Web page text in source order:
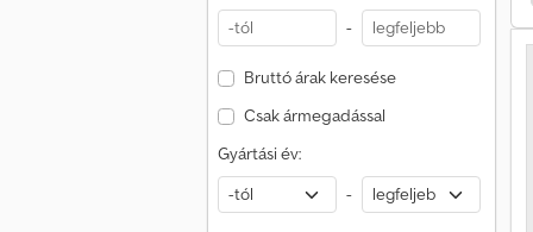
-
Bruttó árak keresése
Csak ármegadással
Gyártási év:
-